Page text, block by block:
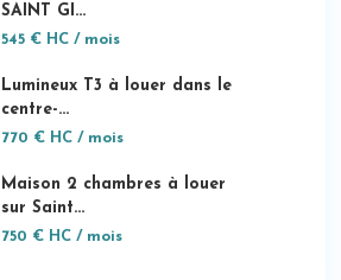
SAINT GI...
545 € HC / mois
Lumineux T3 à louer dans le
centre-...
770 € HC / mois
Maison 2 chambres à louer
sur Saint...
750 € HC / mois